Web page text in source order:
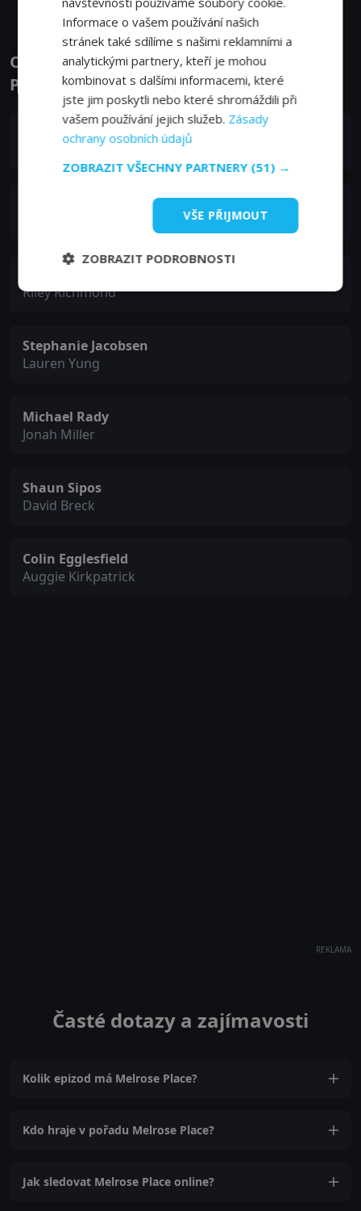
Obsazení filmu nebo pořadu Melrose
Place - Herci a tvůrci
Katie Cassidy
Eleanor 'Ella' Simms
Riley Richmond
Stephanie Jacobsen
Lauren Yung
Michael Rady
Jonah Miller
Shaun Sipos
David Breck
Colin Egglesfield
Auggie Kirkpatrick
REKLAMA
Časté dotazy a zajímavosti
Kolik epizod má Melrose Place?
Kdo hraje v pořadu Melrose Place?
Jak sledovat Melrose Place online?
Informace o vašem používání našich
stránek také sdílíme s našimi reklamními a
analytickými partnery, kteří je mohou
kombinovat s dalšími informacemi, které
jste jim poskytli nebo které shromáždili při
vašem používání jejich služeb. Zásady
ochrany osobních údajů
ZOBRAZIT VŠECHNY PARTNERY (51) →
VŠE PŘIJMOUT
ZOBRAZIT PODROBNOSTI